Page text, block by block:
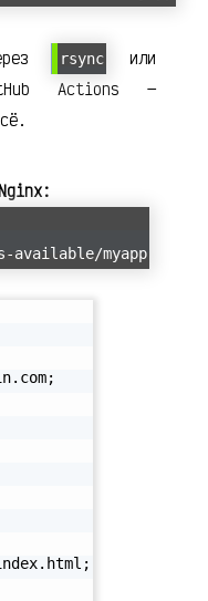
rsync
или
Actions —
available/myapp